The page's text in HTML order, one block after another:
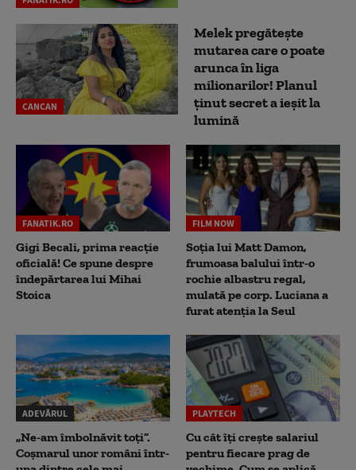
CANCAN
Melek pregătește
mutarea care o poate
arunca în liga
milionarilor! Planul
ținut secret a ieșit la
lumină
FANATIK.RO
Gigi Becali, prima reacție
oficială! Ce spune despre
îndepărtarea lui Mihai
Stoica
FILM NOW
Soția lui Matt Damon,
frumoasa balului într-o
rochie albastru regal,
mulată pe corp. Luciana a
furat atenția la Seul
ADEVĂRUL
„Ne-am îmbolnăvit toți”.
Coșmarul unor români într-
PLAYTECH
Cu cât îți crește salariul
pentru fiecare prag de